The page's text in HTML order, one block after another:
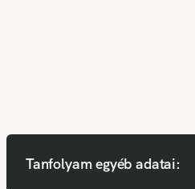
Tanfolyam egyéb adatai: